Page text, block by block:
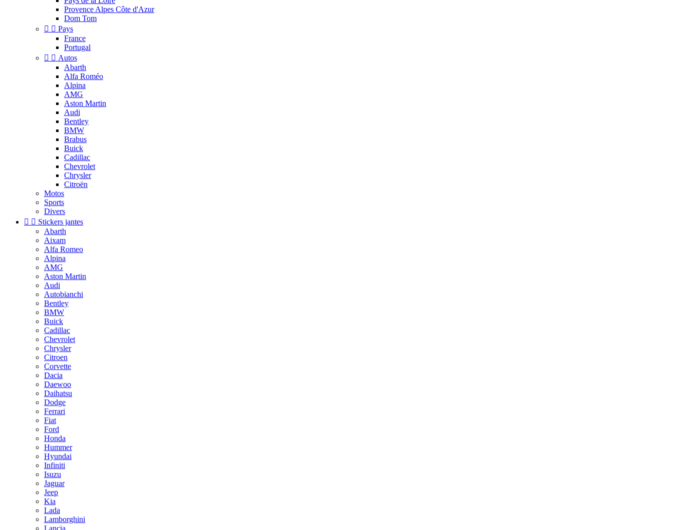
Provence Alpes Côte d'Azur
Dom Tom
  Pays
France
Portugal
  Autos
Abarth
Alfa Roméo
Alpina
AMG
Aston Martin
Audi
Bentley
BMW
Brabus
Buick
Cadillac
Chevrolet
Chrysler
Citroën
Motos
Sports
Divers
  Stickers jantes
Abarth
Aixam
Alfa Romeo
Alpina
AMG
Aston Martin
Audi
Autobianchi
Bentley
BMW
Buick
Cadillac
Chevrolet
Chrysler
Citroen
Corvette
Dacia
Daewoo
Daihatsu
Dodge
Ferrari
Fiat
Ford
Honda
Hummer
Hyundai
Infiniti
Isuzu
Jaguar
Jeep
Kia
Lada
Lamborghini
Lancia